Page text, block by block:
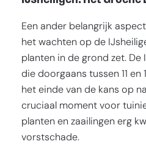
Een ander belangrijk
het wachten op de
planten in de grond zet. De
die doorgaans tussen 11 en
het einde van de kans op
cruciaal moment voor
planten en zaailingen erg
vorstschade.